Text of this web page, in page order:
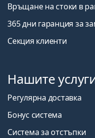
Връщане на стоки в
365 дни гаранция за
Секция клиенти
Нашите
Регулярна доставка
Бонус система
Система за отстъпки